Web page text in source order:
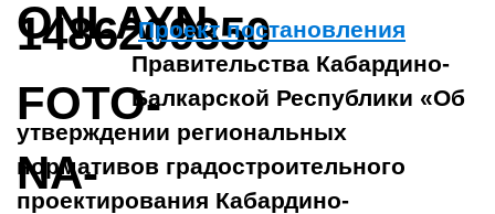
Проект постановления
Правительства Кабардино-
Балкарской Республики «Об
утверждении региональных
нормативов градостроительного
проектирования Кабардино-